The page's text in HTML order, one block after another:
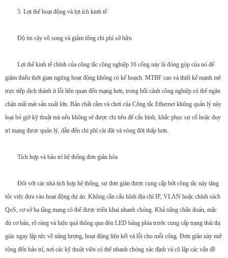
5. Lợi thế hoạt động và lợi ích kinh tế
Độ tin cậy vô song và giảm tổng chi phí sở hữu
Lợi thế kinh tế chính của công tắc công nghiệp 16 cổng này là đóng góp của nó để
giảm thiểu thời gian ngừng hoạt động không có kế hoạch. MTBF cao và thiết kế mạnh mẽ
trực tiếp dịch thành ít lỗi liên quan đến mạng hơn, trong bối cảnh công nghiệp có thể ngăn
chặn mất mát sản xuất lớn. Bản chất cắm và chơi của Công tắc Ethernet không quản lý này
loại bỏ giờ kỹ thuật mà nếu không sẽ được chi tiêu để cấu hình, khắc phục sự cố hoặc duy
trì mạng được quản lý, dẫn đến chi phí cài đặt và vòng đời thấp hơn.
Tích hợp và bảo trì hệ thống đơn giản hóa
Đối với các nhà tích hợp hệ thống, sự đơn giản được cung cấp bởi công tắc này tăng
tốc việc đưa vào hoạt động dự án. Không cần cấu hình địa chỉ IP, VLAN hoặc chính sách
QoS, cơ sở hạ tầng mạng có thể được triển khai nhanh chóng. Khả năng chẩn đoán, mặc
dù cơ bản, rõ ràng và hiệu quả thông qua đèn LED bảng phía trước cung cấp trạng thái thị
giác ngay lập tức về năng lượng, hoạt động liên kết và lỗi cho mỗi cổng. Đơn giản này mở
rộng đến bảo trì, nơi các kỹ thuật viên có thể nhanh chóng xác định và cô lập các vấn đề